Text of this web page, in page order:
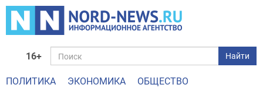
16+ Найти
ПОЛИТИКА ЭКОНОМИКА
ОБЩЕСТВО